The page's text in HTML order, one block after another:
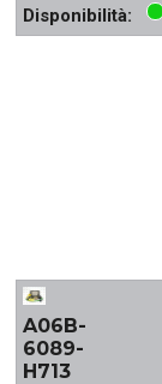
Disponibilità:
A06B-
6089-
H713